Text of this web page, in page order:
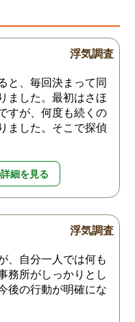
浮気調査
と、毎回決まって同
ました。最初はさほ
すが、何度も続くの
ました。そこで探偵
細を見る
浮気調査
、自分一人では何も
務所がしっかりとし
後の行動が明確にな